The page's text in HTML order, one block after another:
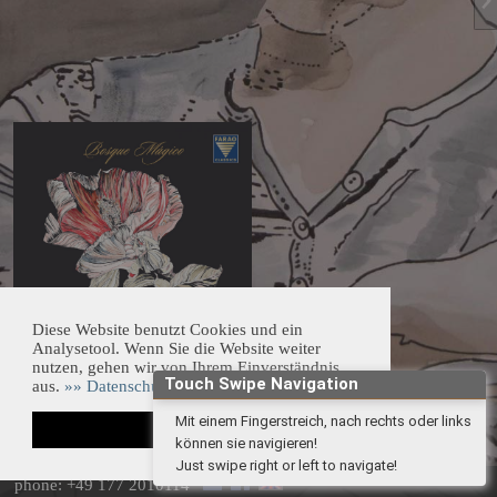
Diese Website benutzt Cookies und ein
Analysetool. Wenn Sie die Website weiter
nutzen, gehen wir von Ihrem Einverständnis
aus. »» Datenschutzerklärung!
OK
New Album "Tu Tiempo"
»» Shop
phone: +49 177 2010114
Touch Swipe Navigation
Mit einem Fingerstreich, nach rechts oder links